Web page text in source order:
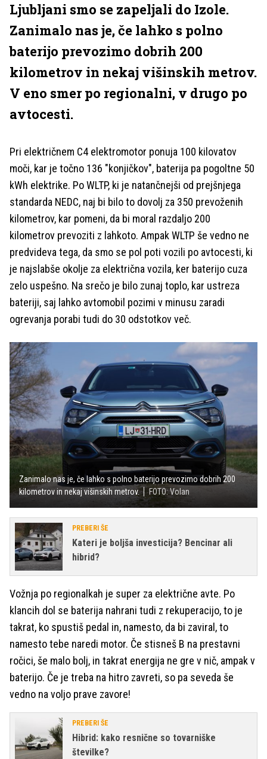
Ljubljani smo se zapeljali do Izole.
Zanimalo nas je, če lahko s polno
baterijo prevozimo dobrih 200
kilometrov in nekaj višinskih metrov.
V eno smer po regionalni, v drugo po
avtocesti.
Pri električnem C4 elektromotor ponuja 100 kilovatov
moči, kar je točno 136 "konjičkov", baterija pa pogoltne 50
kWh elektrike. Po WLTP, ki je natančnejši od prejšnjega
standarda NEDC, naj bi bilo to dovolj za 350 prevoženih
kilometrov, kar pomeni, da bi moral razdaljo 200
kilometrov prevoziti z lahkoto. Ampak WLTP še vedno ne
predvideva tega, da smo se pol poti vozili po avtocesti, ki
je najslabše okolje za električna vozila, ker baterijo cuza
zelo uspešno. Na srečo je bilo zunaj toplo, kar ustreza
bateriji, saj lahko avtomobil pozimi v minusu zaradi
ogrevanja porabi tudi do 30 odstotkov več.
Zanimalo nas je, če lahko s polno baterijo prevozimo dobrih 200
kilometrov in nekaj višinskih metrov.
FOTO: Volan
PREBERI ŠE
Kateri je boljša investicija? Bencinar ali
hibrid?
Vožnja po regionalkah je super za električne avte. Po
klancih dol se baterija nahrani tudi z rekuperacijo, to je
takrat, ko spustiš pedal in, namesto, da bi zaviral, to
namesto tebe naredi motor. Če stisneš B na prestavni
ročici, še malo bolj, in takrat energija ne gre v nič, ampak v
baterijo. Če je treba na hitro zavreti, so pa seveda še
vedno na voljo prave zavore!
PREBERI ŠE
Hibrid: kako resnične so tovarniške
številke?